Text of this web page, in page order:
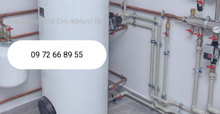
chaudière fioul Elm leblanc Revin
09 72 66 89 55